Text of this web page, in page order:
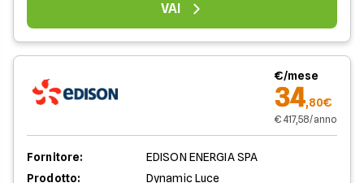
VAI
€/mese
34,80€
€ 417,58/anno
Fornitore:
EDISON ENERGIA SPA
Prodotto:
Dynamic Luce